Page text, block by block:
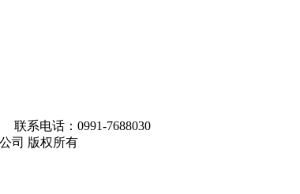
联系电话：0991-7688030
司 版权所有